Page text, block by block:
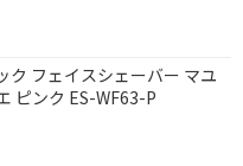
ク フェイスシェーバー マユ
ピンク ES-WF63-P